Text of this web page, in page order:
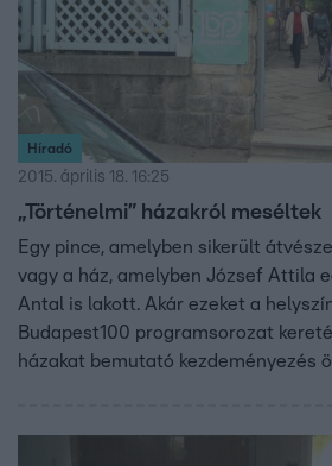
Híradó
2015. április 18. 16:25
„Történelmi” házakról meséltek
Egy pince, amelyben sikerült
vagy a ház, amelyben József Attila
Antal is lakott. Akár ezeket a
Budapest100 programsorozat
házakat bemutató kezdeményezés